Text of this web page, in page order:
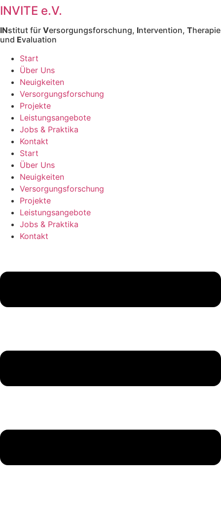
Zum
springen
INVITE e.V.
INstitut für Versorgungsforschung, Intervention, Therapie
und Evaluation
Start
Über Uns
Neuigkeiten
Versorgungs­forschung
Projekte
Leistungsangebote
Jobs & Praktika
Kontakt
Start
Über Uns
Neuigkeiten
Versorgungs­forschung
Projekte
Leistungsangebote
Jobs & Praktika
Kontakt